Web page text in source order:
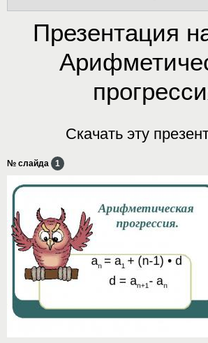
Презентация
Скачать эту
№ слайда 1